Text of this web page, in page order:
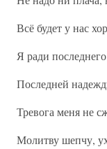
Всё будет у нас
Я ради
Последней
Тревога меня не
Молитву шепчу,